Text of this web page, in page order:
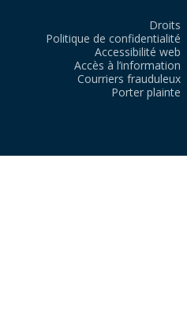
Droits
Politique de confidentialité
Accessibilité web
Accès à l’information
Courriers frauduleux
Porter plainte